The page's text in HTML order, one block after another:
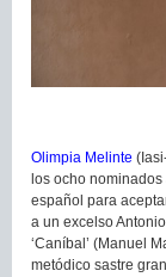
Olimpia Melinte
los ocho
español para
a un excelso
‘Caníbal’ (Manuel
metódico sastre